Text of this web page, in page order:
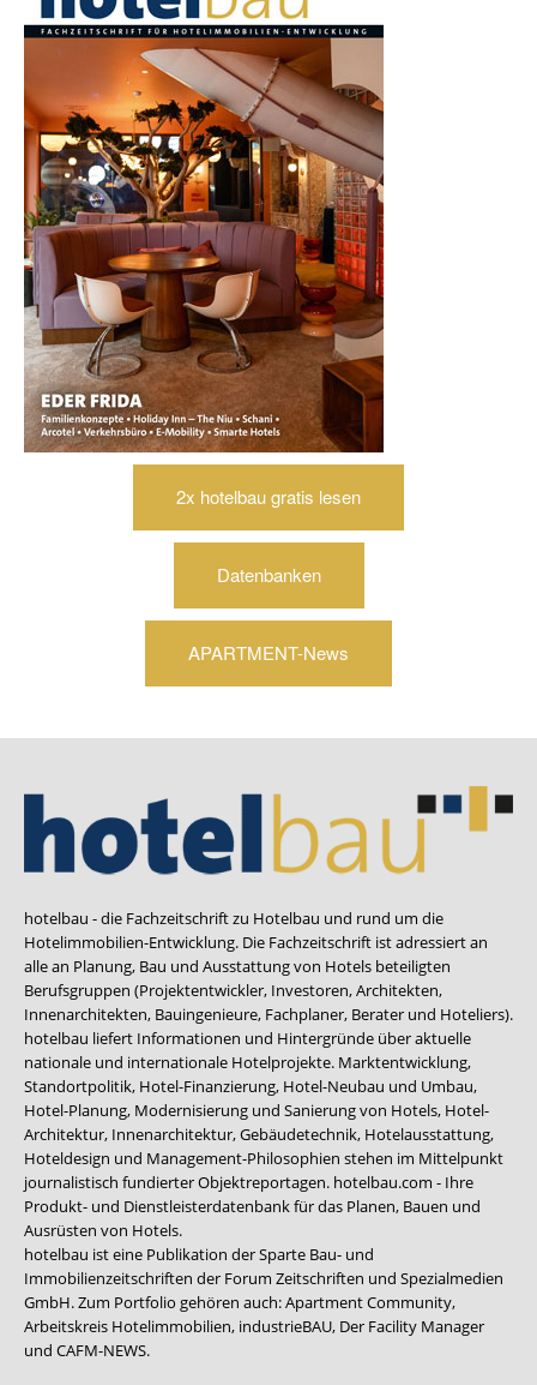
2x hotelbau gratis lesen
Datenbanken
APARTMENT-News
hotelbau - die Fachzeitschrift zu Hotelbau und rund um die
Hotelimmobilien-Entwicklung. Die Fachzeitschrift ist adressiert an
alle an Planung, Bau und Ausstattung von Hotels beteiligten
Berufsgruppen (Projektentwickler, Investoren, Architekten,
Innenarchitekten, Bauingenieure, Fachplaner, Berater und Hoteliers).
hotelbau liefert Informationen und Hintergründe über aktuelle
nationale und internationale Hotelprojekte. Marktentwicklung,
Standortpolitik, Hotel-Finanzierung, Hotel-Neubau und Umbau,
Hotel-Planung, Modernisierung und Sanierung von Hotels, Hotel-
Architektur, Innenarchitektur, Gebäudetechnik, Hotelausstattung,
Hoteldesign und Management-Philosophien stehen im Mittelpunkt
journalistisch fundierter Objektreportagen. hotelbau.com - Ihre
Produkt- und Dienstleisterdatenbank für das Planen, Bauen und
Ausrüsten von Hotels.
hotelbau ist eine Publikation der Sparte Bau- und
Immobilienzeitschriften der Forum Zeitschriften und Spezialmedien
GmbH. Zum Portfolio gehören auch:Apartment Community,
Arbeitskreis Hotelimmobilien, industrieBAU, Der Facility Manager
und CAFM-NEWS.